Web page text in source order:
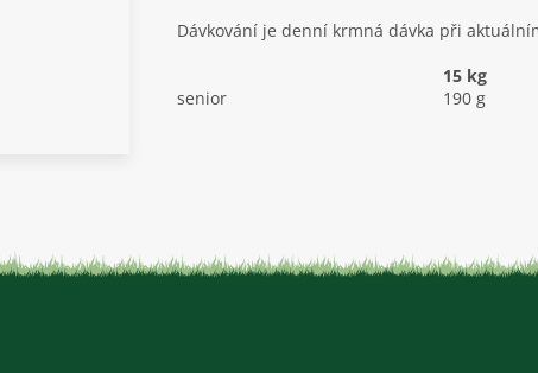
Dávkování je denní krmná dávka při
15 kg
senior
190 g